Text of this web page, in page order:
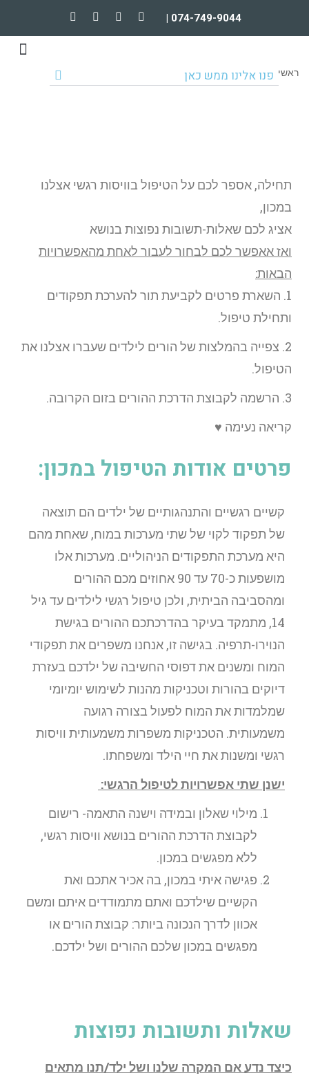
074-749-9044 |
פנו אלינו ממש כאן ראשי
תחילה, אספר לכם על הטיפול בוויסות רגשי אצלנו
במכון,
אציג לכם שאלות-תשובות נפוצות בנושא
ואז אאפשר לכם לבחור לעבור לאחת מהאפשרויות
הבאות:
1. השארת פרטים לקביעת תור להערכת תפקודים
ותחילת טיפול.
2. צפייה בהמלצות של הורים לילדים שעברו אצלנו את
הטיפול.
3. הרשמה לקבוצת הדרכת ההורים בזום הקרובה.
קריאה נעימה ♥
פרטים אודות הטיפול במכון:
קשיים רגשיים והתנהגותיים של ילדים הם תוצאה
של תפקוד לקוי של שתי מערכות במוח, שאחת מהם
היא מערכת התפקודים הניהוליים. מערכות אלו
מושפעות כ-70 עד 90 אחוזים מכם ההורים
ומהסביבה הביתית, ולכן טיפול רגשי לילדים עד גיל
14, מתמקד בעיקר בהדרכתכם ההורים בגישת
הנוירו-תרפיה. בגישה זו, אנחנו משפרים את תפקודי
המוח ומשנים את דפוסי החשיבה של ילדכם בעזרת
דיוקים בהורות וטכניקות מהנות לשימוש יומיומי
שמלמדות את המוח לפעול בצורה רגועה
משמעותית. הטכניקות משפרות משמעותית וויסות
רגשי ומשנות את חיי הילד ומשפחתו.
ישנן שתי אפשרויות לטיפול הרגשי:
מילוי שאלון ובמידה וישנה התאמה- רישום
לקבוצת הדרכת ההורים בנושא וויסות רגשי,
ללא מפגשים במכון.
פגישה איתי במכון, בה אכיר אתכם ואת
הקשיים שילדכם ואתם מתמודדים איתם ומשם
אכוון לדרך הנכונה ביותר: קבוצת הורים או
מפגשים במכון שלכם ההורים ושל ילדכם.
שאלות ותשובות נפוצות
כיצד נדע אם המקרה שלנו ושל ילד/תנו מתאים